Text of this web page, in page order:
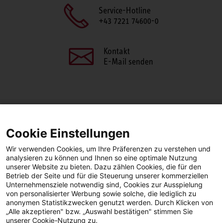
Service-Hotline
+43 7221 74600-0
Kontakt
E-Mail senden
FacebookLinkedIn
Facebook YouTube LinkedIn
Instagram
Cookie Einstellungen
Wir verwenden Cookies, um Ihre Präferenzen zu verstehen und
analysieren zu können und Ihnen so eine optimale Nutzung
unserer Website zu bieten. Dazu zählen Cookies, die für den
Betrieb der Seite und für die Steuerung unserer kommerziellen
Unternehmensziele notwendig sind, Cookies zur Ausspielung
von personalisierter Werbung sowie solche, die lediglich zu
anonymen Statistikzwecken genutzt werden. Durch Klicken von
„Alle akzeptieren" bzw. „Auswahl bestätigen" stimmen Sie
unserer Cookie-Nutzung zu.